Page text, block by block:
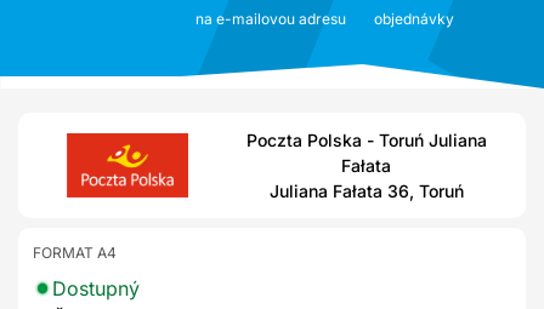
na e-mailovou adresu
objednávky
Poczta Polska - Toruń Juliana
Fałata
Juliana Fałata 36, Toruń
FORMAT A4
Dostupný